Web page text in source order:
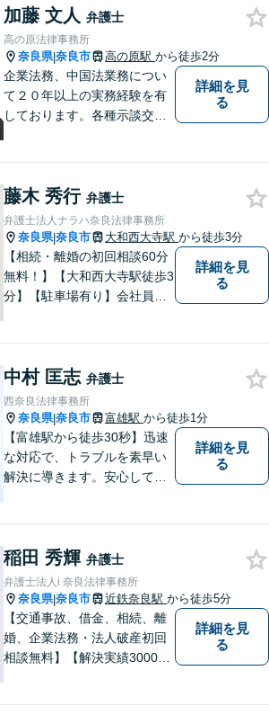
と聞いても良いのかな」など
と思わず、ぜひ一度ご相談く
ださい。【お子様連れ相談
可】
加藤 文人 弁護士
高の原法律事務所
奈良県|奈良市 高の原駅 から徒歩2分
企業法務、中国法業務につい
て２０年以上の実務経験を有
しております。各種示談交
詳細を見
る
藤木 秀行 弁護士
弁護士法人ナラハ奈良法律事務所
奈良県|奈良市 大和西大寺駅 から徒歩3分
【相続・離婚の初回相談60分
無料！】【大和西大寺駅徒歩3
分】【駐車場有り】会社員を
ましたら、どうぞお気軽にご
相談ください。【お子様連れ
相談可】
詳細を見
る
中村 匡志 弁護士
西奈良法律事務所
奈良県|奈良市 富雄駅 から徒歩1分
【富雄駅から徒歩30秒】迅速
な対応で、トラブルを素早い
解決に導きます。安心して話
続・遺言・交通事故・借金・
債務整理などはお任せくださ
い。
詳細を見
る
稲田 秀輝 弁護士
弁護士法人i 奈良法律事務所
奈良県|奈良市 近鉄奈良駅 から徒歩5分
【交通事故、借金、相続、離
婚、企業法務・法人破産初回
相談無料】【解決実績3000件
詳細を見
る